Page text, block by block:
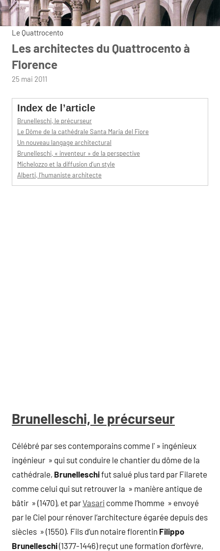
Le Quattrocento
Les architectes du Quattrocento à
Florence
par
25 mai 2011
Index de l’article
Brunelleschi, le précurseur
Le Dôme de la cathédrale Santa Maria del Fiore
Un nouveau langage architectural
Brunelleschi, « inventeur » de la perspective
Michelozzo et la diffusion d’un style
Alberti, l’humaniste architecte
Brunelleschi, le précurseur
Célébré par ses contemporains comme l' » ingénieux
ingénieur » qui sut conduire le chantier du dôme de la
cathédrale, Brunelleschifut salué plus tard par Filarete
comme celui qui sut retrouver la » manière antique de
bâtir » (1470), et parVasari comme l’homme » envoyé
par le Ciel pour rénover l’architecture égarée depuis des
siècles » (1550). Fils d’un notaire florentin Filippo
Brunelleschi(1377-1446) reçut une formation d’orfèvre,